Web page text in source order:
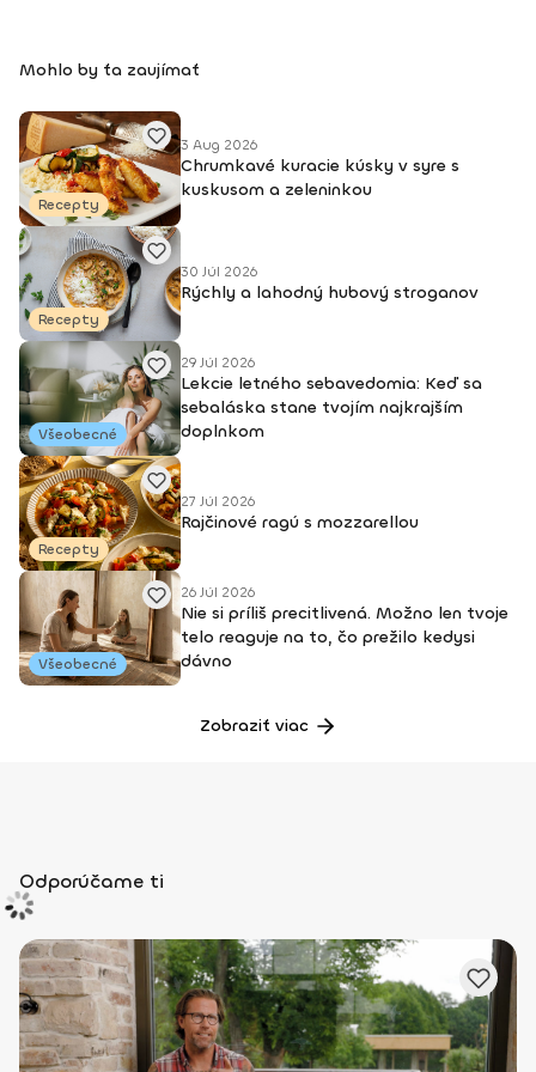
Mohlo by ťa zaujímať
Recepty
3 Aug 2026
Chrumkavé kuracie kúsky v syre s
kuskusom a zeleninkou
Recepty
30 Júl 2026
Rýchly a lahodný hubový stroganov
Všeobecné
29 Júl 2026
Lekcie letného sebavedomia: Keď sa
sebaláska stane tvojím najkrajším
doplnkom
Recepty
27 Júl 2026
Rajčinové ragú s mozzarellou
Všeobecné
26 Júl 2026
Nie si príliš precitlivená. Možno len tvoje
telo reaguje na to, čo prežilo kedysi
dávno
Zobraziť viac
Odporúčame ti